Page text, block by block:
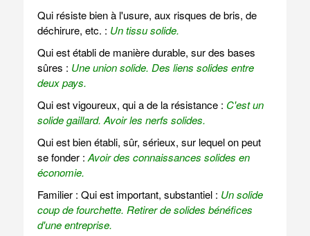
Qui résiste bien à l'usure, aux risques de bris, de
déchirure, etc. : Un tissu solide.
Qui est établi de manière durable, sur des bases
sûres : Une union solide. Des liens solides entre
deux pays.
Qui est vigoureux, qui a de la résistance : C'est un
solide gaillard. Avoir les nerfs solides.
Qui est bien établi, sûr, sérieux, sur lequel on peut
se fonder : Avoir des connaissances solides en
économie.
Familier : Qui est important, substantiel : Un solide
coup de fourchette. Retirer de solides bénéfices
d'une entreprise.